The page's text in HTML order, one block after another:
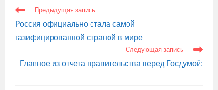
ЕЩЕ
СТАТЬИ
Предыдущая запись
Россия официально стала самой
газифицированной страной в мире
Следующая запись
Главное из отчета правительства перед Госдумой: